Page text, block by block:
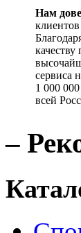
Нам
сервиса
1 000
всей
–